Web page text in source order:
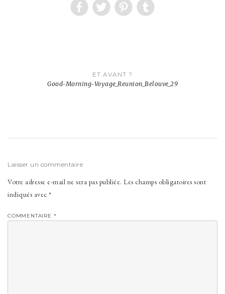
l’article
ET AVANT ?
Good-Morning-Voyage_Reunion_Belouve_29
Laisser un commentaire
Votre adresse e-mail ne sera pas publiée. Les champs obligatoires sont
indiqués avec *
COMMENTAIRE *